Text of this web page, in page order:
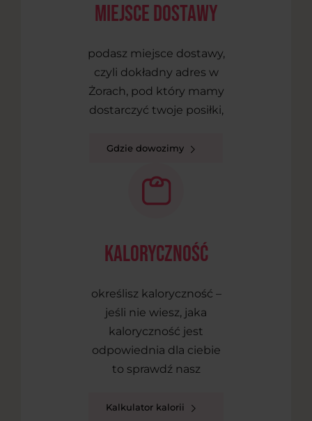
Miejsce dostawy
podasz miejsce dostawy,
czyli dokładny adres w
Żorach, pod który mamy
dostarczyć twoje posiłki,
Gdzie dowozimy
kaloryczność
określisz kaloryczność –
jeśli nie wiesz, jaka
kaloryczność jest
odpowiednia dla ciebie
to sprawdź nasz
Kalkulator kalorii